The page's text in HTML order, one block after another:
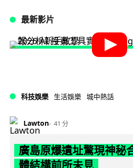
最新影片
科技娛樂 生活娛樂 城中熱話
Lawton 41 分
廣島原爆遺址驚現神秘
體結構前所未見